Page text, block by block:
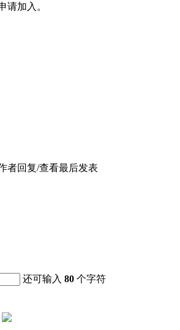
请加入。
者回复/查看最后发表
还可输入80 个字符